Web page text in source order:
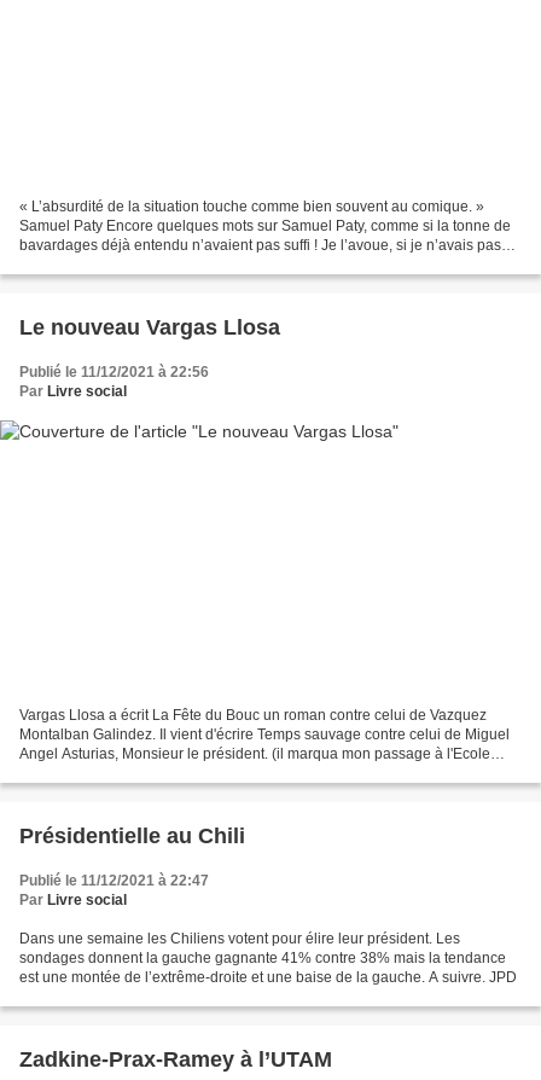
« L’absurdité de la situation touche comme bien souvent au comique. »
Samuel Paty Encore quelques mots sur Samuel Paty, comme si la tonne de
bavardages déjà entendu n’avaient pas suffi ! Je l’avoue, si je n’avais pas
Le nouveau Vargas Llosa
Publié le 11/12/2021 à 22:56
Par Livre social
Vargas Llosa a écrit La Fête du Bouc un roman contre celui de Vazquez
Montalban Galindez. Il vient d'écrire Temps sauvage contre celui de Miguel
Angel Asturias, Monsieur le président. (il marqua mon passage à l'Ecole
Présidentielle au Chili
Publié le 11/12/2021 à 22:47
Par Livre social
Dans une semaine les Chiliens votent pour élire leur président. Les
sondages donnent la gauche gagnante 41% contre 38% mais la tendance
est une montée de l’extrême-droite et une baise de la gauche. A suivre. JPD
Zadkine-Prax-Ramey à l’UTAM